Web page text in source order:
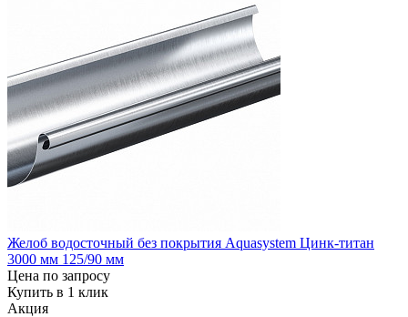
Желоб водосточный без покрытия Aquasystem Цинк-титан
3000 мм 125/90 мм
Цена по запросу
Купить в 1 клик
Акция